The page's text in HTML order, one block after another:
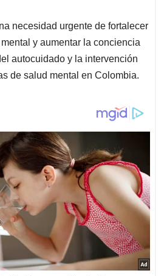
necesidad urgente de fortalecer
y aumentar la conciencia
autocuidado y la intervención
de salud mental en Colombia.